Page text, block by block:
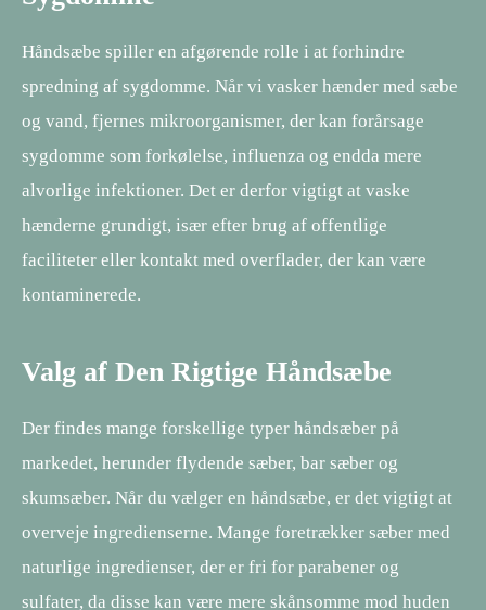
Håndsæbe spiller en afgørende rolle i at forhindre
spredning af sygdomme. Når vi vasker hænder med sæbe
og vand, fjernes mikroorganismer, der kan forårsage
sygdomme som forkølelse, influenza og endda mere
alvorlige infektioner. Det er derfor vigtigt at vaske
hænderne grundigt, især efter brug af offentlige
faciliteter eller kontakt med overflader, der kan være
kontaminerede.
Valg af Den Rigtige Håndsæbe
Der findes mange forskellige typer håndsæber på
markedet, herunder flydende sæber, bar sæber og
skumsæber. Når du vælger en håndsæbe, er det vigtigt at
overveje ingredienserne. Mange foretrækker sæber med
naturlige ingredienser, der er fri for parabener og
sulfater, da disse kan være mere skånsomme mod huden